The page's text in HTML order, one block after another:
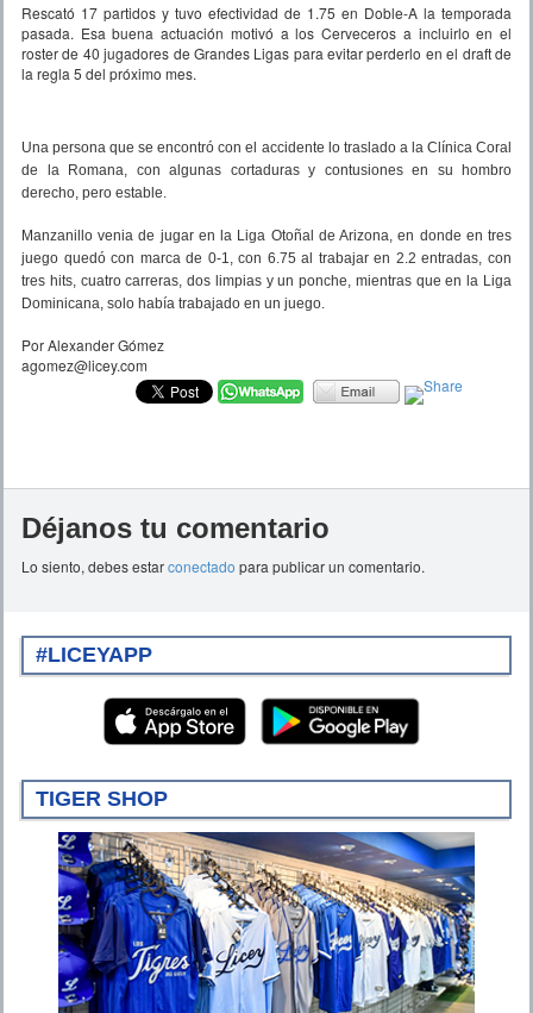
Rescató 17 partidos y tuvo efectividad de 1.75 en Doble-A la temporada
pasada. Esa buena actuación motivó a los Cerveceros a incluirlo en el
roster de 40 jugadores de Grandes Ligas para evitar perderlo en el draft de
la regla 5 del próximo mes.
Una persona que se encontró con el accidente lo traslado a la Clínica Coral
de la Romana, con algunas cortaduras y contusiones en su hombro
derecho, pero estable.
Manzanillo venia de jugar en la Liga Otoñal de Arizona, en donde en tres
juego quedó con marca de 0-1, con 6.75 al trabajar en 2.2 entradas, con
tres hits, cuatro carreras, dos limpias y un ponche, mientras que en la Liga
Dominicana, solo había trabajado en un juego.
Por Alexander Gómez
agomez@licey.com
Déjanos tu comentario
Lo siento, debes estarconectado para publicar un comentario.
#LICEYAPP
TIGER SHOP